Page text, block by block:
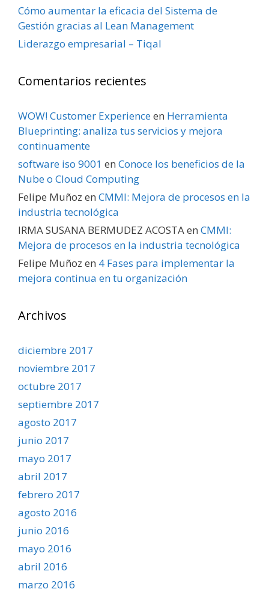
Cómo aumentar la eficacia del Sistema de
Gestión gracias al Lean Management
Liderazgo empresarial – Tiqal
Comentarios recientes
WOW! Customer Experienceen Herramienta
Blueprinting: analiza tus servicios y mejora
continuamente
software iso 9001 en Conoce los beneficios de la
Nube o Cloud Computing
Felipe Muñoz en CMMI: Mejora de procesos en la
industria tecnológica
IRMA SUSANA BERMUDEZ ACOSTAen CMMI:
Mejora de procesos en la industria tecnológica
Felipe Muñoz en 4 Fases para implementar la
mejora continua en tu organización
Archivos
diciembre 2017
noviembre 2017
octubre 2017
septiembre 2017
agosto 2017
junio 2017
mayo 2017
abril 2017
febrero 2017
agosto 2016
junio 2016
mayo 2016
abril 2016
marzo 2016